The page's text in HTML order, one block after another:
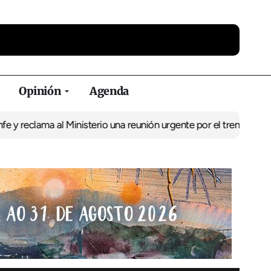
Opinión Agenda
al Ministerio una reunión urgente por el trenEl BNG exige la